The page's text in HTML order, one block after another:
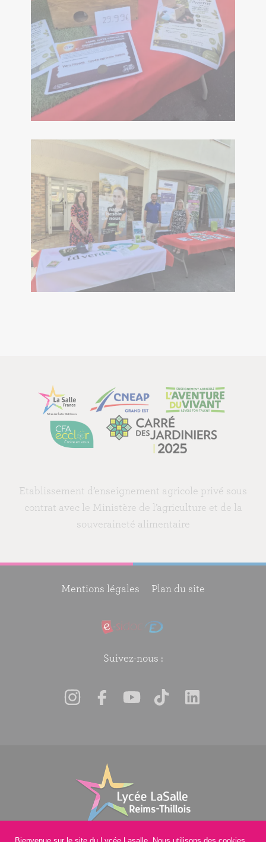
Etablissement d’enseignement agricole privé sous
contrat avec le Ministère de l’agriculture et de la
souveraineté alimentaire
Mentions légales Plan du site
Suivez-nous :